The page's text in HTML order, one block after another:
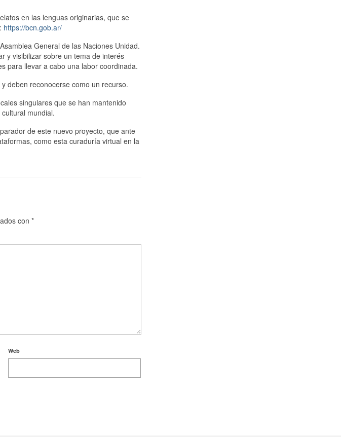
en las lenguas originarias, que se
https://bcn.gob.ar/
General de las Naciones Unidad.
y visibilizar sobre un tema de interés
para llevar a cabo una labor coordinada.
deben reconocerse como un recurso.
singulares que se han mantenido
mundial.
de este nuevo proyecto, que ante
como esta curaduría virtual en la
con *
Web